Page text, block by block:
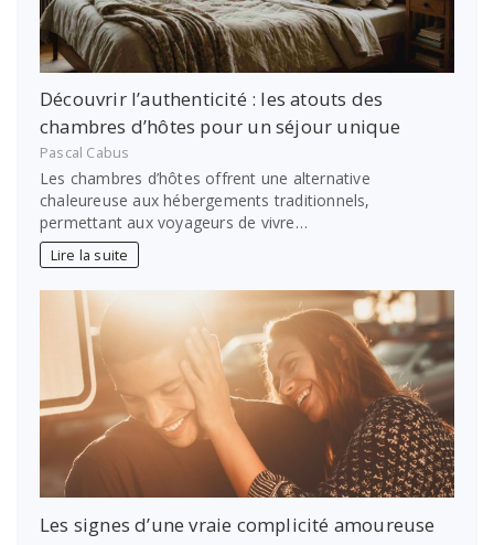
Découvrir l’authenticité : les atouts des
chambres d’hôtes pour un séjour unique
Pascal Cabus
Les chambres d’hôtes offrent une alternative
chaleureuse aux hébergements traditionnels,
permettant aux voyageurs de vivre…
Lire la suite
Les signes d’une vraie complicité amoureuse